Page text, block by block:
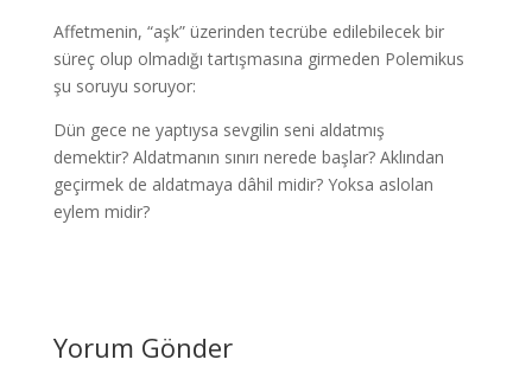
Affetmenin, “aşk” üzerinden tecrübe edilebilecek bir
süreç olup olmadığı tartışmasına girmeden Polemikus
şu soruyu soruyor:
Dün gece ne yaptıysa sevgilin seni aldatmış
demektir? Aldatmanın sınırı nerede başlar? Aklından
geçirmek de aldatmaya dâhil midir? Yoksa aslolan
eylem midir?
Yorum Gönder